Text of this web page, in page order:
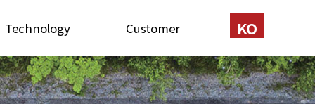
Technology
Certification
New Technology
Customer
Contact
Recruit
KO